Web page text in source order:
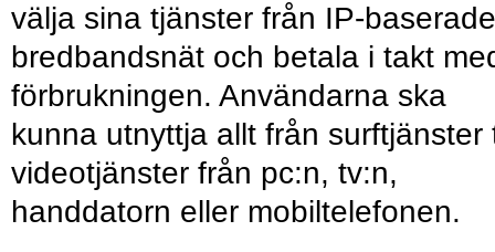
välja sina tjänster från IP-baserade
bredbandsnät och betala i takt
förbrukningen. Användarna ska
kunna utnyttja allt från surftjänster
videotjänster från pc:n, tv:n,
handdatorn eller mobiltelefonen.